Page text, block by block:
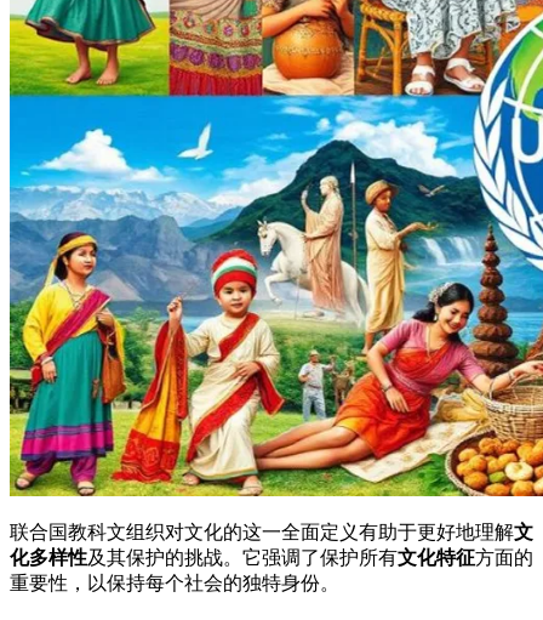
联合国教科文组织对文化的这一全面定义有助于更好地理解文
化多样性及其保护的挑战。它强调了保护所有文化特征方面的
重要性，以保持每个社会的独特身份。